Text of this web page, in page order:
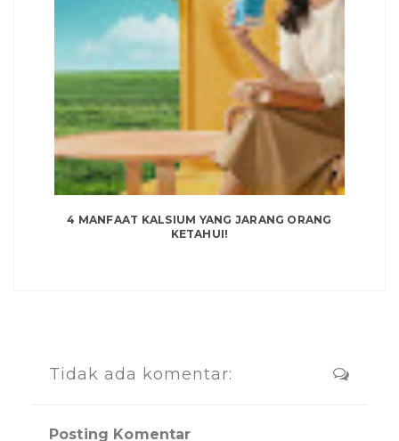
4 MANFAAT KALSIUM YANG JARANG ORANG
KETAHUI!
Tidak ada komentar:
Posting Komentar